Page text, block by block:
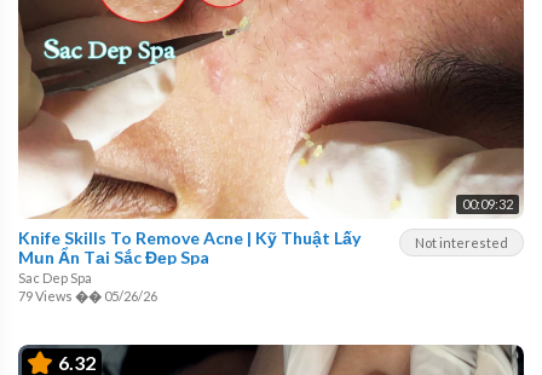
00:09:32
Not interested
Knife Skills To Remove Acne | Kỹ Thuật Lấy
Mụn Ẩn Tại Sắc Đẹp Spa
Sac Dep Spa
79 Views �� 05/26/26
6.32